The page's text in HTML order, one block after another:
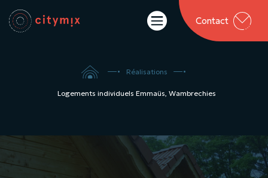
 Contact
 5 Réalisations 5
Logements individuels Emmaüs, Wambrechies